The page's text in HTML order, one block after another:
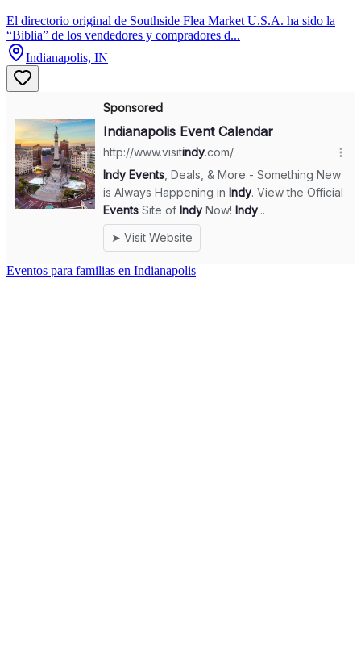
El directorio original de Southside Flea Market U.S.A. ha sido la
“Biblia” de los vendedores y compradores d...
Indianapolis, IN
Eventos para familias en Indianapolis